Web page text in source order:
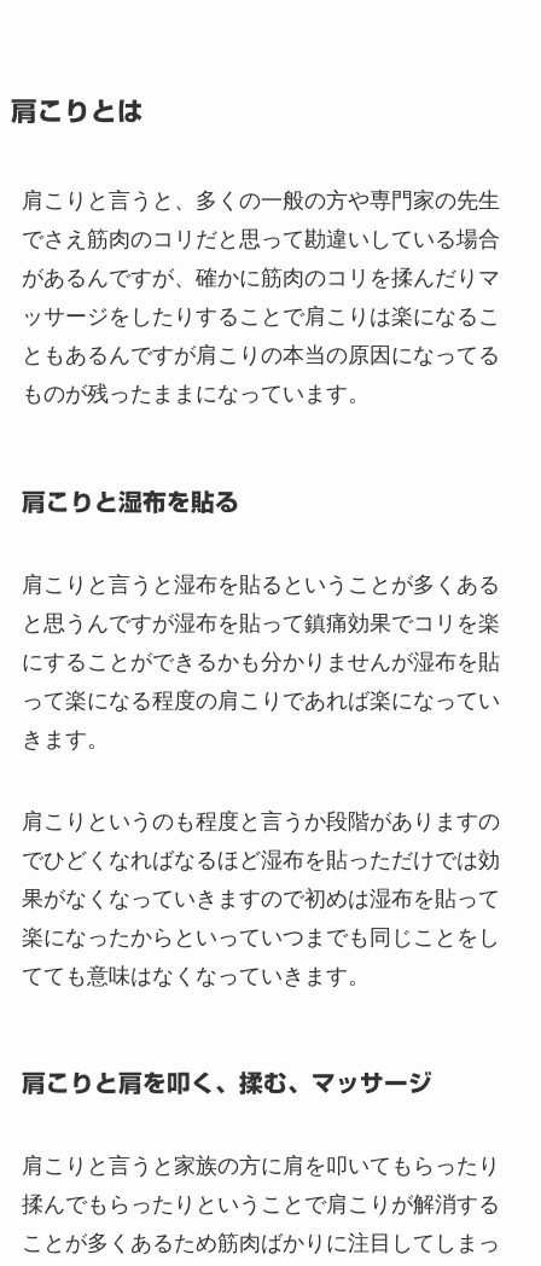
肩こりとは
肩こりと言うと、多くの一般の方や専門家の先生
でさえ筋肉のコリだと思って勘違いしている場合
があるんですが、確かに筋肉のコリを揉んだりマ
ッサージをしたりすることで肩こりは楽になるこ
ともあるんですが肩こりの本当の原因になってる
ものが残ったままになっています。
肩こりと湿布を貼る
肩こりと言うと湿布を貼るということが多くある
と思うんですが湿布を貼って鎮痛効果でコリを楽
にすることができるかも分かりませんが湿布を貼
って楽になる程度の肩こりであれば楽になってい
きます。
肩こりというのも程度と言うか段階がありますの
でひどくなればなるほど湿布を貼っただけでは効
果がなくなっていきますので初めは湿布を貼って
楽になったからといっていつまでも同じことをし
てても意味はなくなっていきます。
肩こりと肩を叩く、揉む、マッサージ
肩こりと言うと家族の方に肩を叩いてもらったり
揉んでもらったりということで肩こりが解消する
ことが多くあるため筋肉ばかりに注目してしまっ